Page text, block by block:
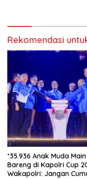
Rekomendasi
*35.936 Anak Muda Main
Bareng di Kapolri Cup
Wakapolri: Jangan